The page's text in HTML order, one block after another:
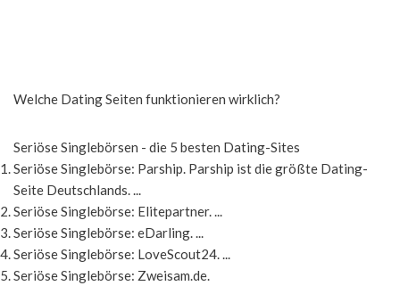
Welche Dating Seiten funktionieren wirklich?
Seriöse Singlebörsen - die 5 besten Dating-Sites
Seriöse Singlebörse: Parship. Parship ist die größte Dating-
Seite Deutschlands. ...
Seriöse Singlebörse: Elitepartner. ...
Seriöse Singlebörse: eDarling. ...
Seriöse Singlebörse: LoveScout24. ...
Seriöse Singlebörse: Zweisam.de.